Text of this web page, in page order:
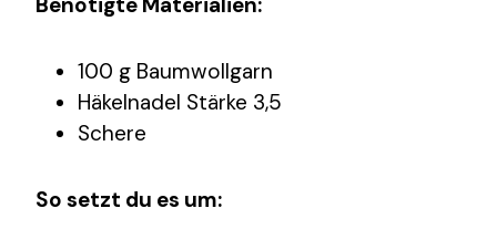
100 g Baumwollgarn
Häkelnadel Stärke 3,5
Schere
So setzt du es um: